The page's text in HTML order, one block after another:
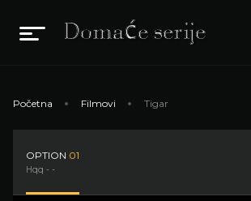
Početna Filmovi Tigar
OPTION 01
Hqq - -